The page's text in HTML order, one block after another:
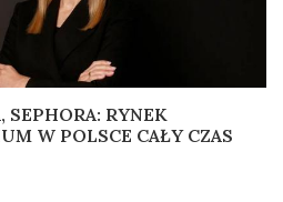
SEPHORA: RYNEK
W POLSCE CAŁY CZAS